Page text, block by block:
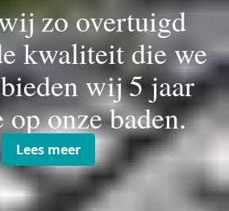
zo overtuigd
kwaliteit die we
wij 5 jaar
op onze baden.
Lees meer